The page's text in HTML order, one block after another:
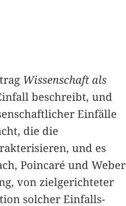
Wissenschaft als
beschreibt, und
Einfälle
die die
und es
Poincaré und Weber
von zielgerichteter
solcher Einfalls-